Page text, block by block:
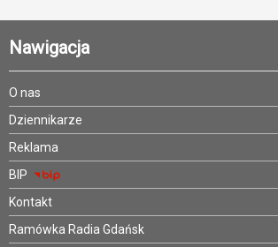
Nawigacja
O nas
Dziennikarze
Reklama
BIP
Kontakt
Ramówka Radia Gdańsk